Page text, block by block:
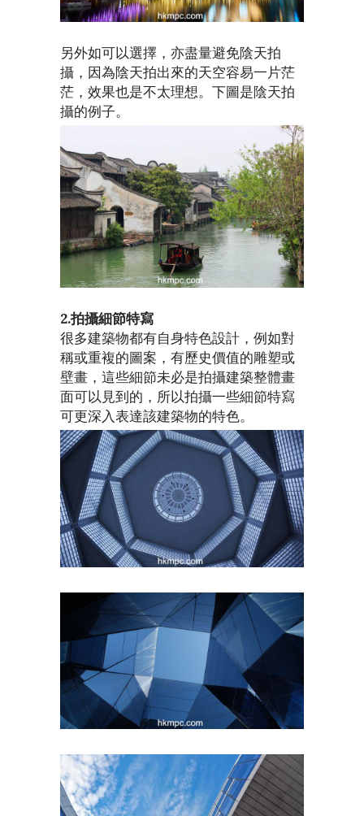
另外如可以選擇，亦盡量避免陰天拍
攝，因為陰天拍出來的天空容易一片茫
茫，效果也是不太理想。下圖是陰天拍
攝的例子。
2.拍攝細節特寫
很多建築物都有自身特色設計，例如對
稱或重複的圖案，有歷史價值的雕塑或
壁畫，這些細節未必是拍攝建築整體畫
面可以見到的，所以拍攝一些細節特寫
可更深入表達該建築物的特色。